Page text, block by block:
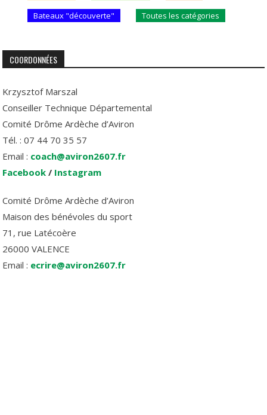
Bateaux "découverte" Toutes les catégories
COORDONNÉES
Krzysztof Marszal
Conseiller Technique Départemental
Comité Drôme Ardèche d’Aviron
Tél. : 07 44 70 35 57
Email : coach@aviron2607.fr
Facebook / Instagram
Comité Drôme Ardèche d’Aviron
Maison des bénévoles du sport
71, rue Latécoère
26000 VALENCE
Email : ecrire@aviron2607.fr